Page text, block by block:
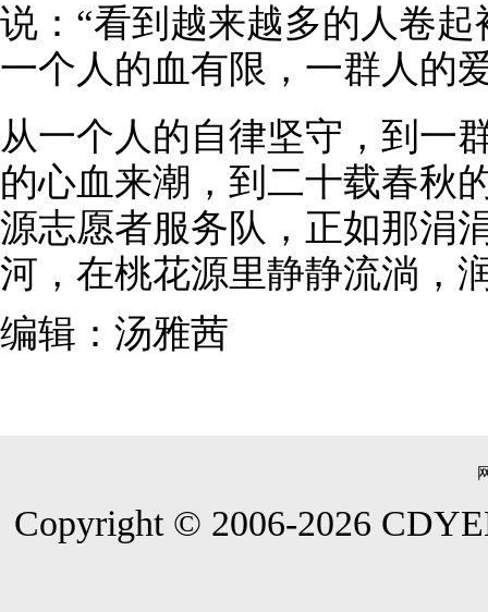
说：“看到越来越多的人卷
一个人的血有限，一群人的
从一个人的自律坚守，到一
的心血来潮，到二十载春秋
源志愿者服务队，正如那涓
河，在桃花源里静静流淌，
编辑：汤雅茜
Copyright © 2006-2026